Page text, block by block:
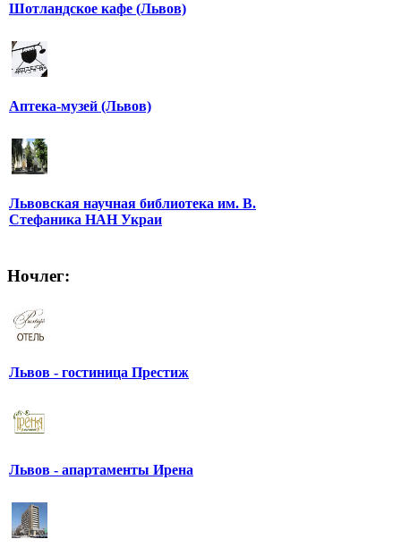
Шотландское кафе (Львов)
Аптека-музей (Львов)
Львовская научная библиотека им. В.
Стефаника НАН Украи
Ночлег:
Львов - гостиница Престиж
Львов - апартаменты Ирена